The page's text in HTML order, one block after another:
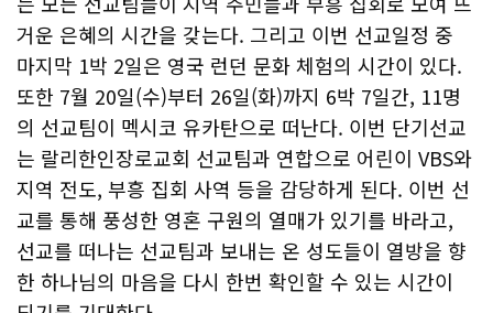
거운 은혜의 시간을 갖는다. 그리고 이번 선교일정 중
마지막 1박 2일은 영국 런던 문화 체험의 시간이 있다.
또한 7월 20일(수)부터 26일(화)까지 6박 7일간, 11명
의 선교팀이 멕시코 유카탄으로 떠난다. 이번 단기선교
는 랄리한인장로교회 선교팀과 연합으로 어린이 VBS와
지역 전도, 부흥 집회 사역 등을 감당하게 된다. 이번 선
교를 통해 풍성한 영혼 구원의 열매가 있기를 바라고,
선교를 떠나는 선교팀과 보내는 온 성도들이 열방을 향
한 하나님의 마음을 다시 한번 확인할 수 있는 시간이